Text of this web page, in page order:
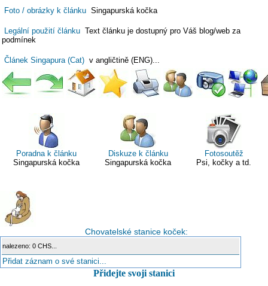
Foto / obrázky k článku Singapurská kočka
Legální použití článku Text článku je dostupný pro Váš blog/web za
podmínek
Článek Singapura (Cat) v angličtině (ENG)...
Poradna k článku
Singapurská kočka
Diskuze k článku
Singapurská kočka
Fotosoutěž
Psi, kočky a td.
Chovatelské stanice koček:
nalezeno: 0 CHS...
Přidat záznam o své stanici...
Přidejte svoji stanici